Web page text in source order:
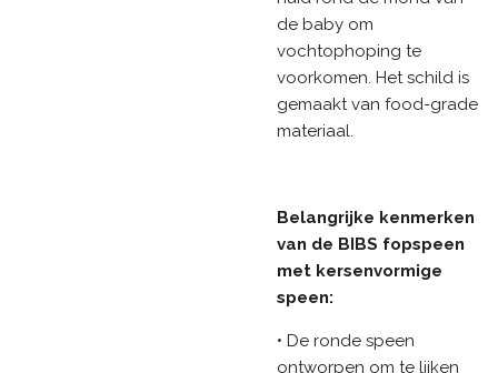
de baby om
vochtophoping te
voorkomen. Het schild is
gemaakt van food-grade
materiaal.
Belangrijke kenmerken
van de BIBS fopspeen
met kersenvormige
speen:
• De ronde speen
ontworpen om te lijken